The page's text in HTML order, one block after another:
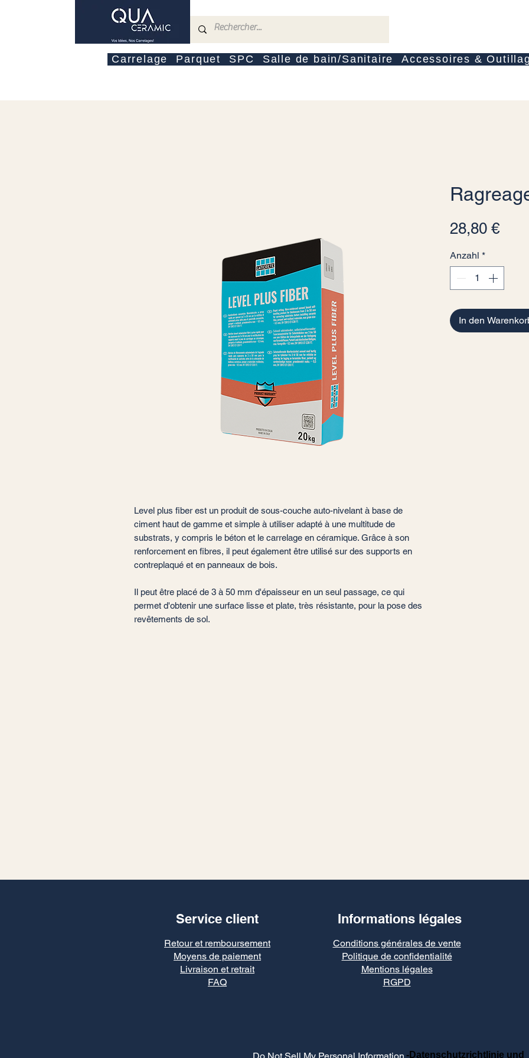
Carrelage Parquet SPC Salle de bain/Sanitaire Accessoires &
Level plus fiber est un produit de sous-couche auto-nivelant à base de
ciment haut de gamme et simple à utiliser adapté à une multitude de
substrats, y compris le béton et le carrelage en céramique. Grâce à son
renforcement en fibres, il peut également être utilisé sur des supports en
contreplaqué et en panneaux de bois.
Il peut être placé de 3 à 50 mm d'épaisseur en un seul passage, ce qui
permet d'obtenir une surface lisse et plate, très résistante, pour la pose des
revêtements de sol.
28,80 €
Anzahl *
In den
Service client Informations légales
Retour et remboursement
Moyens de paiement
Livraison et retrait
FAQ
Conditions générales de vente
Politique de confidentialité
Mentions légales
RGPD
-Datenschutzrichtlinie und